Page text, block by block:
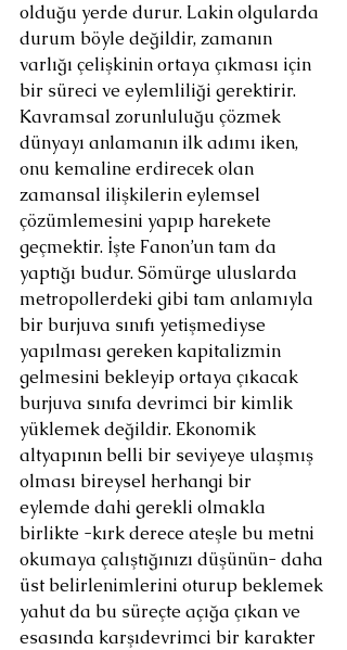
olduğu yerde durur. Lakin olgularda
durum böyle değildir, zamanın
varlığı çelişkinin ortaya çıkması için
bir süreci ve eylemliliği gerektirir.
Kavramsal zorunluluğu çözmek
dünyayı anlamanın ilk adımı iken,
onu kemaline erdirecek olan
zamansal ilişkilerin eylemsel
çözümlemesini yapıp harekete
geçmektir. İşte Fanon’un tam da
yaptığı budur. Sömürge uluslarda
metropollerdeki gibi tam anlamıyla
bir burjuva sınıfı yetişmediyse
yapılması gereken kapitalizmin
gelmesini bekleyip ortaya çıkacak
burjuva sınıfa devrimci bir kimlik
yüklemek değildir. Ekonomik
altyapının belli bir seviyeye ulaşmış
olması bireysel herhangi bir
eylemde dahi gerekli olmakla
birlikte -kırk derece ateşle bu metni
okumaya çalıştığınızı düşünün- daha
üst belirlenimlerini oturup beklemek
yahut da bu süreçte açığa çıkan ve
esasında karşıdevrimci bir karakter